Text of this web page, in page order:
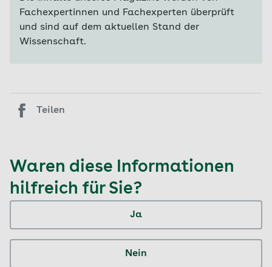
Fachexpertinnen und Fachexperten überprüft
und sind auf dem aktuellen Stand der
Wissenschaft.
Teilen
Waren diese Informationen
hilfreich für Sie?
Ja
Nein